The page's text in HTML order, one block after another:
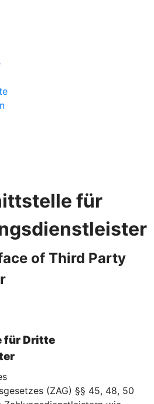
für
of Third Party
für Dritte
(ZAG) §§ 45, 48, 50